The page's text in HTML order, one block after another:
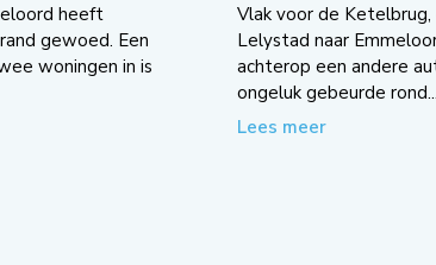
heeft
gewoed. Een
woningen in is
Vlak voor de
Lelystad naar
achterop een andere
ongeluk gebeurde rond...
Lees meer